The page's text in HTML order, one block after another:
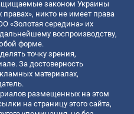
законом Украины
никто не имеет права
«Золотая середина» их
воспроизводству,
форме.
точку зрения,
За достоверность
материалах,
размещенных на этом
на страницу этого сайта,